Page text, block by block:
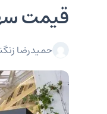
قیمت
حمیدرضا